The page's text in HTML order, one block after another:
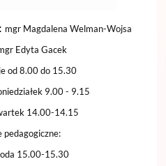
mgr Magdalena Welman-Wojsa
Gacek
od 8.00 do 15.30
9.00 - 9.15
14.00-14.15
pedagogiczne:
15.00-15.30